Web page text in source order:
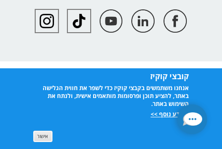
קובצי קוקיז
אנחנו משתמשים בקבצי קוקיז כדי לשפר את חווית הגלישה
באתר, להציע תוכן ופרסומות מותאמים אישית, ולנתח את
השימוש באתר.
למידע נוסף >>
אישור